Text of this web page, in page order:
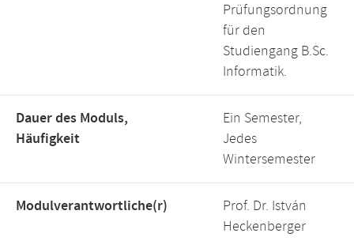
Prüfungsordnung
für den
Studiengang B.Sc.
Informatik.
Dauer des Moduls,
Häufigkeit
Ein Semester,
Jedes
Wintersemester
Modulverantwortliche(r)
Prof. Dr. István
Heckenberger